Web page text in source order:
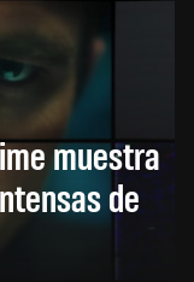
muestra
de